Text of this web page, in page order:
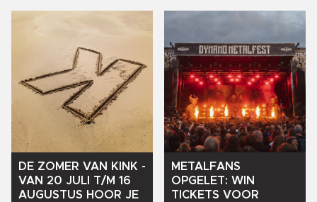
DE ZOMER VAN KINK -
VAN 20 JULI T/M 16
AUGUSTUS HOOR JE
METALFANS
OPGELET: WIN
TICKETS VOOR